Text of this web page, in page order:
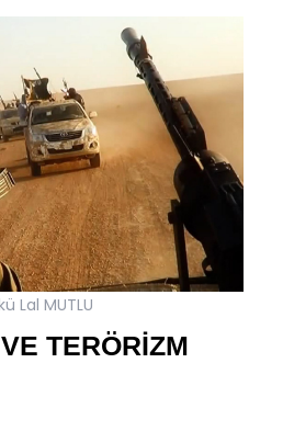
Lal MUTLU
Lal
TERÖRIZM